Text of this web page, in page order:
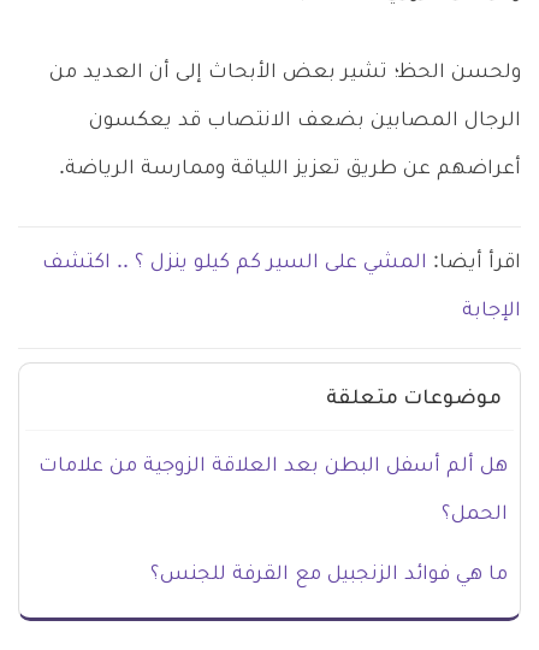
ولحسن الحظ؛ تشير بعض الأبحاث إلى أن العديد من
الرجال المصابين بضعف الانتصاب قد يعكسون
أعراضهم عن طريق تعزيز اللياقة وممارسة الرياضة.
اقرأ أيضا: المشي على السير كم كيلو ينزل ؟ .. اكتشف
الإجابة
موضوعات متعلقة
هل ألم أسفل البطن بعد العلاقة الزوجية من علامات
الحمل؟
ما هي فوائد الزنجبيل مع القرفة للجنس؟